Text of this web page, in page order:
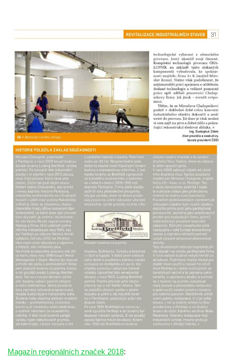
Frýdlantu
Dům čp. 43 v Havlíčkově ulici ve Frýdlantu
Dům čp. 42 v Havlíčkově ulici ve Frýdlantu
Dvojdům čp. 92 a 93 (hotel Bílý kůň) na
náměstí T. G. Masaryka ve Frýdlantu
Dům čp. 3 na náměstí T. G. Masaryka ve
Frýdlantu
Bývalý špitál čp. 176 ve Frýdlantu
Dům ev.č. 89 v Benešově ulici ve Sloupu v
Čechách
Dům čp. 79 v Mlýnské ulici ve Sloupu v
Čechách
Dům čp. 134 v Mlýnské ulici ve Sloupu v
Čechách
Dům čp. 101 v ulici Ke Hradu ve Sloupu v
Čechách
Dům čp. 102 v Potoční ulici ve Sloupu v
Čechách
Dům čp. 109 v ulici Ke Hradu ve Sloupu v
Dům čp. 181 v Mikovcově ulici ve Sloupu v
Magazín regionálních značek 2018: